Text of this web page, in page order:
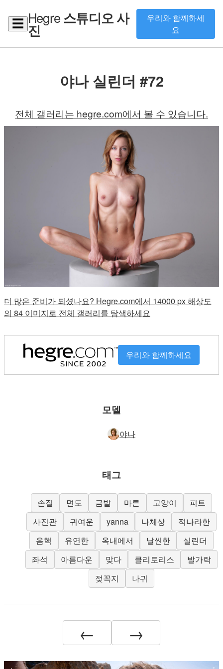
☰ Hegre스튜디오 사
진
우리와 함께하세
요
야나 실린더 #72
전체 갤러리는 hegre.com에서 볼 수 있습니다.
더 많은 준비가 되셨나요? Hegre.com에서 14000 px 해상도
의 84 이미지로 전체 갤러리를 탐색하세요
우리와 함께하세요
모델
야나
태그
손질 면도 금발 마른 고양이
피트
사진관
귀여운 yanna 나체상
적나라한
음핵
유연한 옥내에서 날씬한
실린더
좌석
아름다운 맞다 클리토리스
발가락
젖꼭지
나귀
← →